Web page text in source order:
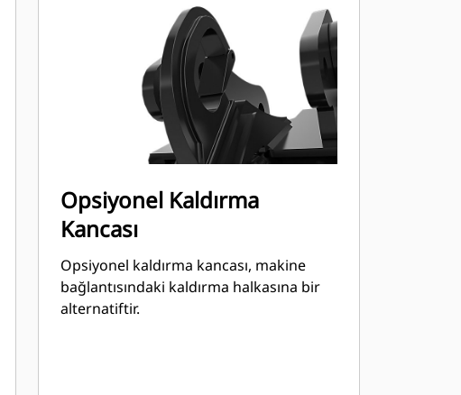
Opsiyonel Kaldırma
Kancası
Opsiyonel kaldırma kancası, makine
bağlantısındaki kaldırma halkasına bir
alternatiftir.